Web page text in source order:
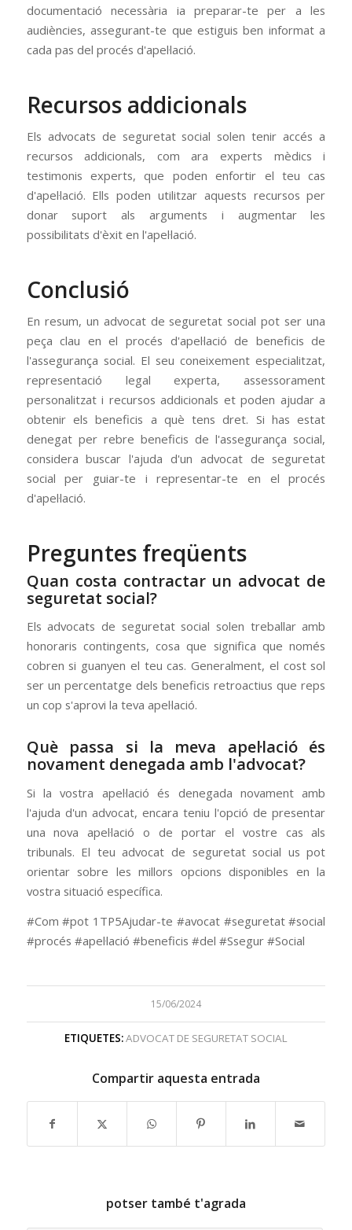
documentació necessària ia preparar-te per a les
audiències, assegurant-te que estiguis ben informat a
cada pas del procés d'apel·lació.
Recursos addicionals
Els advocats de seguretat social solen tenir accés a
recursos addicionals, com ara experts mèdics i
testimonis experts, que poden enfortir el teu cas
d'apel·lació. Ells poden utilitzar aquests recursos per
donar suport als arguments i augmentar les
possibilitats d'èxit en l'apel·lació.
Conclusió
En resum, un advocat de seguretat social pot ser una
peça clau en el procés d'apel·lació de beneficis de
l'assegurança social. El seu coneixement especialitzat,
representació legal experta, assessorament
personalitzat i recursos addicionals et poden ajudar a
obtenir els beneficis a què tens dret. Si has estat
denegat per rebre beneficis de l'assegurança social,
considera buscar l'ajuda d'un advocat de seguretat
social per guiar-te i representar-te en el procés
d'apel·lació.
Preguntes freqüents
Quan costa contractar un advocat de
seguretat social?
Els advocats de seguretat social solen treballar amb
honoraris contingents, cosa que significa que només
cobren si guanyen el teu cas. Generalment, el cost sol
ser un percentatge dels beneficis retroactius que reps
un cop s'aprovi la teva apel·lació.
Què passa si la meva apel·lació és
novament denegada amb l'advocat?
Si la vostra apel·lació és denegada novament amb
l'ajuda d'un advocat, encara teniu l'opció de presentar
una nova apel·lació o de portar el vostre cas als
tribunals. El teu advocat de seguretat social us pot
orientar sobre les millors opcions disponibles en la
vostra situació específica.
#Com #pot 1TP5Ajudar-te #avocat #seguretat #social
#procés #apel·lació #beneficis #del #Ssegur #Social
15/06/2024
ETIQUETES:ADVOCAT DE SEGURETAT SOCIAL
Compartir aquesta entrada
potser també t'agrada